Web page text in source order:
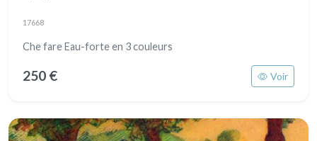
17668
Che fare Eau-forte en 3 couleurs
250 € Voir